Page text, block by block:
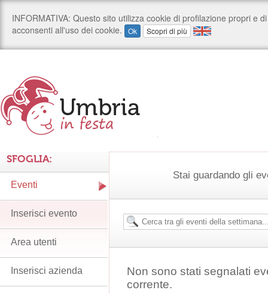
Stai guardando gli
Non sono stati segnalati
corrente.
SFOGLIA:
Eventi
Inserisci evento
Area utenti
Inserisci azienda